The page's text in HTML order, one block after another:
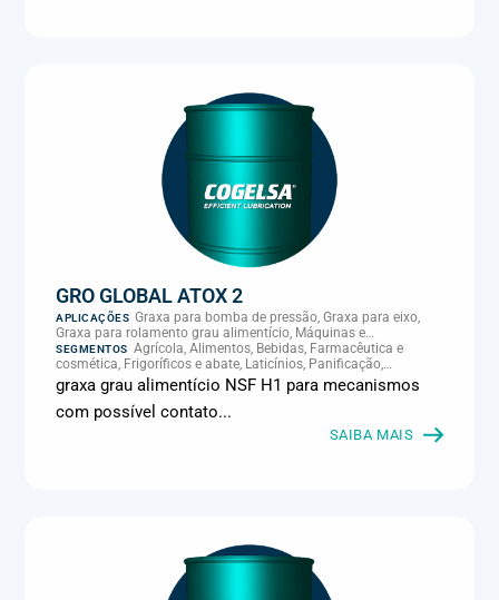
GRO GLOBAL ATOX 2
APLICAÇÕES Graxa para bomba de pressão, Graxa para eixo,
Graxa para rolamento grau alimentício, Máquinas e
equipamentos gerais, Rolamentos, mancais e guias
SEGMENTOS Agrícola, Alimentos, Bebidas, Farmacêutica e
cosmética, Frigoríficos e abate, Laticínios, Panificação,
Supermercados e refrigeração comercial
graxa grau alimentício NSF H1 para mecanismos
com possível contato...
SAIBA MAIS